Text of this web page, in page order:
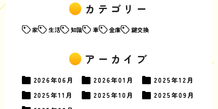
カテゴリー
家 生活 知識 車 金庫 鍵交換
アーカイブ
2026年06月 2026年01月 2025年12月
2025年11月 2025年10月 2025年09月